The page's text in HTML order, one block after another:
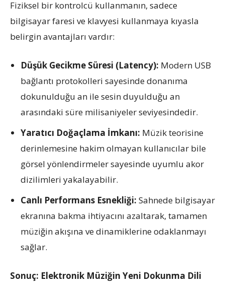
Fiziksel bir kontrolcü kullanmanın, sadece
bilgisayar faresi ve klavyesi kullanmaya kıyasla
belirgin avantajları vardır:
Düşük Gecikme Süresi (Latency): Modern USB
bağlantı protokolleri sayesinde donanıma
dokunulduğu an ile sesin duyulduğu an
arasındaki süre milisaniyeler seviyesindedir.
Yaratıcı Doğaçlama İmkanı: Müzik teorisine
derinlemesine hakim olmayan kullanıcılar bile
görsel yönlendirmeler sayesinde uyumlu akor
dizilimleri yakalayabilir.
Canlı Performans Esnekliği: Sahnede bilgisayar
ekranına bakma ihtiyacını azaltarak, tamamen
müziğin akışına ve dinamiklerine odaklanmayı
sağlar.
Sonuç: Elektronik Müziğin Yeni Dokunma Dili